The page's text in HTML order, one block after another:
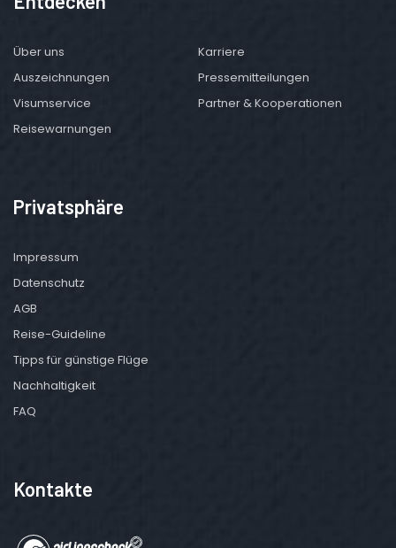
Über uns
Karriere
Auszeichnungen
Pressemitteilungen
Visumservice
Partner & Kooperationen
Reisewarnungen
Privatsphäre
Impressum
Datenschutz
AGB
Reise-Guideline
Tipps für günstige Flüge
Nachhaltigkeit
FAQ
Kontakte